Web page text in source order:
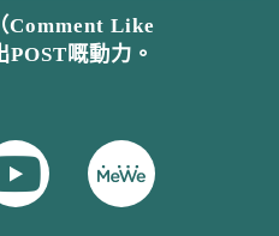
Comment Like
嘅動力。